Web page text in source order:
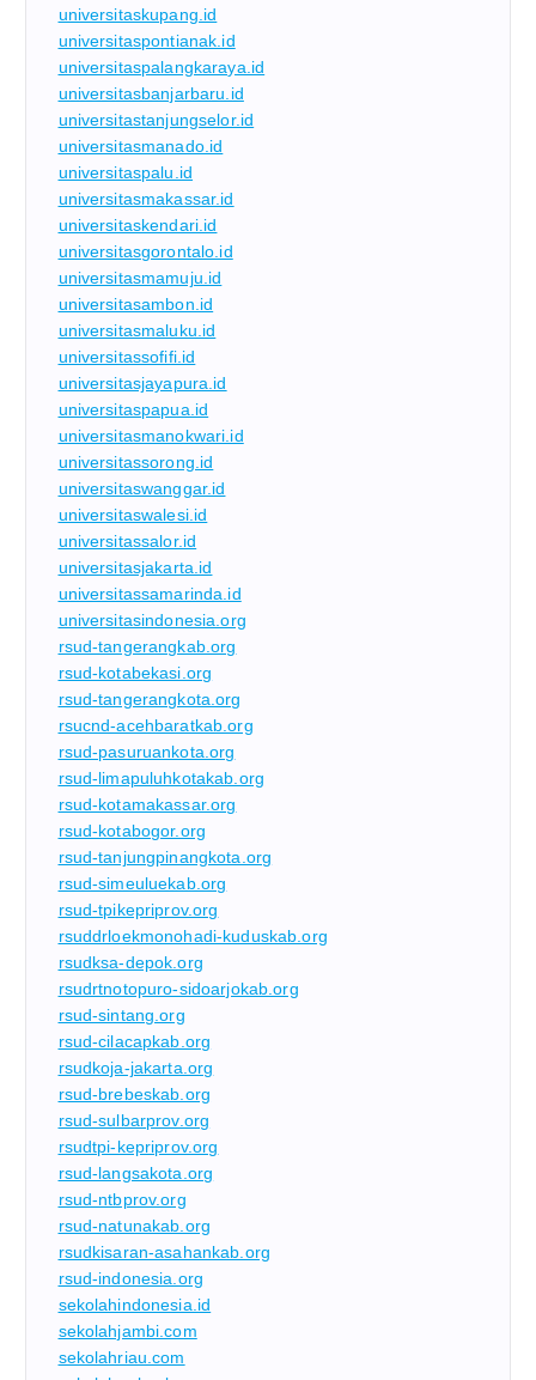
universitaskupang.id
universitaspontianak.id
universitaspalangkaraya.id
universitasbanjarbaru.id
universitastanjungselor.id
universitasmanado.id
universitaspalu.id
universitasmakassar.id
universitaskendari.id
universitasgorontalo.id
universitasmamuju.id
universitasambon.id
universitasmaluku.id
universitassofifi.id
universitasjayapura.id
universitaspapua.id
universitasmanokwari.id
universitassorong.id
universitaswanggar.id
universitaswalesi.id
universitassalor.id
universitasjakarta.id
universitassamarinda.id
universitasindonesia.org
rsud-tangerangkab.org
rsud-kotabekasi.org
rsud-tangerangkota.org
rsucnd-acehbaratkab.org
rsud-pasuruankota.org
rsud-limapuluhkotakab.org
rsud-kotamakassar.org
rsud-kotabogor.org
rsud-tanjungpinangkota.org
rsud-simeuluekab.org
rsud-tpikepriprov.org
rsuddrloekmonohadi-kuduskab.org
rsudksa-depok.org
rsudrtnotopuro-sidoarjokab.org
rsud-sintang.org
rsud-cilacapkab.org
rsudkoja-jakarta.org
rsud-brebeskab.org
rsud-sulbarprov.org
rsudtpi-kepriprov.org
rsud-langsakota.org
rsud-ntbprov.org
rsud-natunakab.org
rsudkisaran-asahankab.org
rsud-indonesia.org
sekolahindonesia.id
sekolahjambi.com
sekolahriau.com